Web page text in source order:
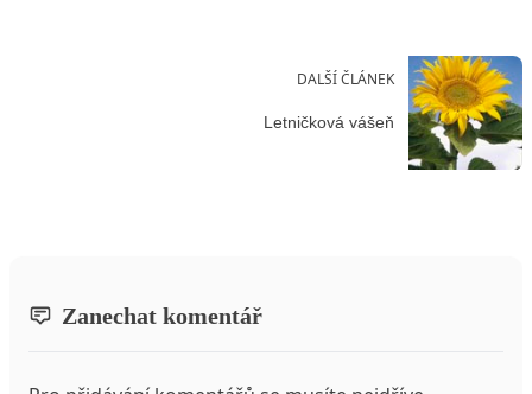
DALŠÍ ČLÁNEK
Letničková vášeň
Zanechat komentář